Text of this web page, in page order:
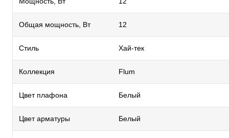
Общая мощность, Вт 12
Стиль Хай-тек
Коллекция Flum
Цвет плафона Белый
Цвет арматуры Белый